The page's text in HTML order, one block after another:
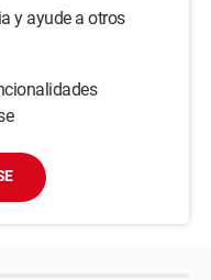
y ayude a otros